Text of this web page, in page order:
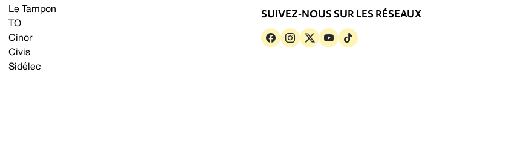
Le Tampon
TO
Cinor
Civis
Sidélec
SUIVEZ-NOUS SUR LES RÉSEAUX